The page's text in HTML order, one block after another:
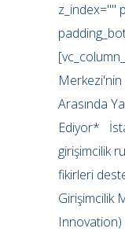
z_index=""
Arasında
Ediyor*
girişimcilik
fikirleri
Girişimcilik
Innovation)